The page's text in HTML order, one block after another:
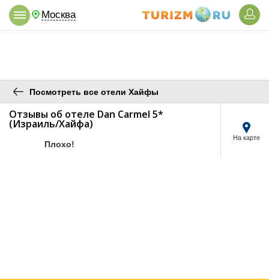
Москва
Посмотреть все отели Хайфы
Отзывы об отеле Dan Carmel 5*
(Израиль/Хайфа)
Плохо!
На карте